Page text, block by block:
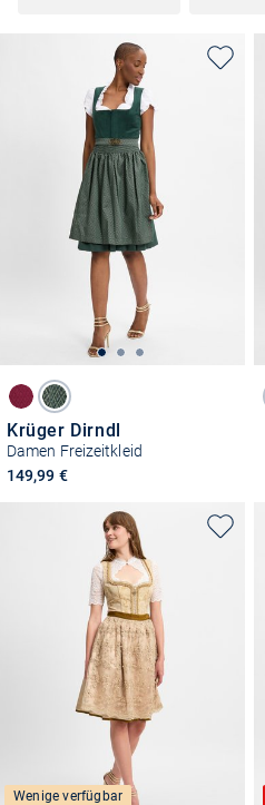
Krüger Dirndl
Damen Freizeitkleid
149,99 €
Wenige verfügbar